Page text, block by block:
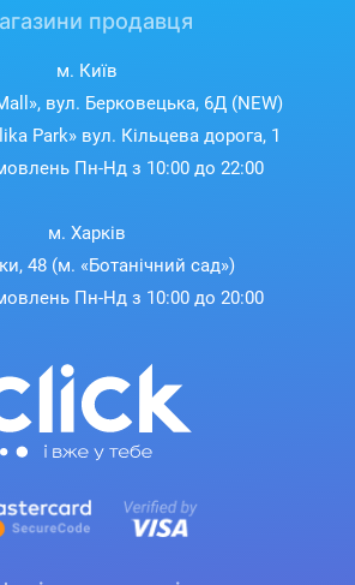
продавця
м. Київ
вул. Берковецька, 6Д (NEW)
Park» вул. Кільцева дорога, 1
Пн-Нд з 10:00 до 22:00
м. Харків
48 (м. «Ботанічний сад»)
Пн-Нд з 10:00 до 20:00